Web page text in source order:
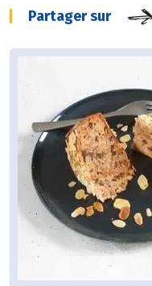
Partager sur